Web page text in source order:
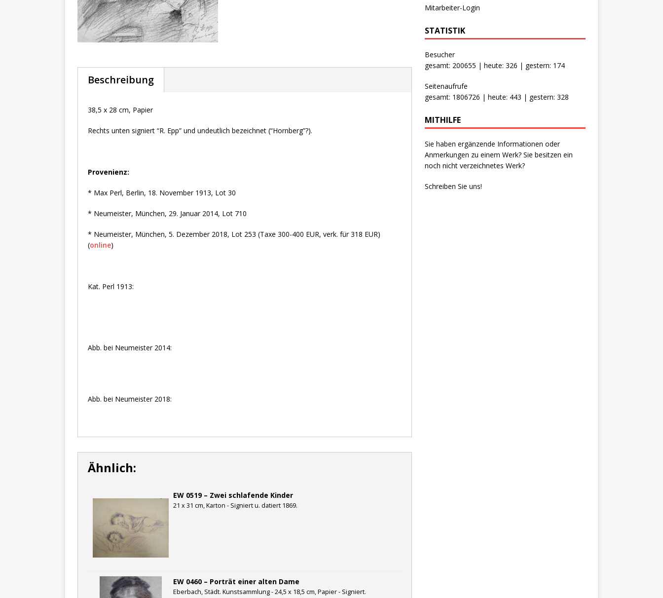
Beschreibung
38,5 x 28 cm, Papier
Rechts unten signiert “R. Epp” und undeutlich bezeichnet (“Hornberg”?).
Provenienz:
* Max Perl, Berlin, 18. November 1913, Lot 30
* Neumeister, München, 29. Januar 2014, Lot 710
* Neumeister, München, 5. Dezember 2018, Lot 253 (Taxe 300-400 EUR, verk. für 318 EUR)
(online)
Kat. Perl 1913:
Abb. bei Neumeister 2014:
Abb. bei Neumeister 2018:
Ähnlich:
EW 0519 – Zwei schlafende Kinder
21 x 31 cm, Karton - Signiert u. datiert 1869.
EW 0460 – Porträt einer alten Dame
Eberbach, Städt. Kunstsammlung - 24,5 x 18,5 cm, Papier - Signiert.
Mitarbeiter-Login
STATISTIK
Besucher
gesamt: 200655 | heute: 326 | gestern: 174
Seitenaufrufe
gesamt: 1806726 | heute: 443 | gestern: 328
MITHILFE
Sie haben ergänzende Informationen oder
Anmerkungen zu einem Werk? Sie besitzen ein
noch nicht verzeichnetes Werk?
Schreiben Sie uns!